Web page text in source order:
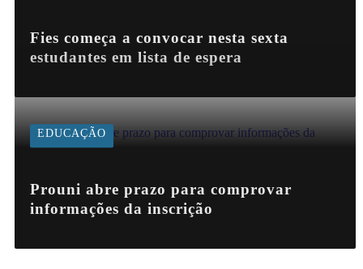
Fies começa a convocar nesta sexta
estudantes em lista de espera
EDUCAÇÃO
Prouni abre prazo para comprovar
informações da inscrição